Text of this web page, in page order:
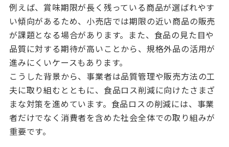
例えば、賞味期限が長く残っている商品が選ばれやす
い傾向があるため、小売店では期限の近い商品の販売
が課題となる場合があります。また、食品の見た目や
品質に対する期待が高いことから、規格外品の活用が
進みにくいケースもあります。
こうした背景から、事業者は品質管理や販売方法の工
夫に取り組むとともに、食品ロス削減に向けたさまざ
まな対策を進めています。食品ロスの削減には、事業
者だけでなく消費者を含めた社会全体での取り組みが
重要です。